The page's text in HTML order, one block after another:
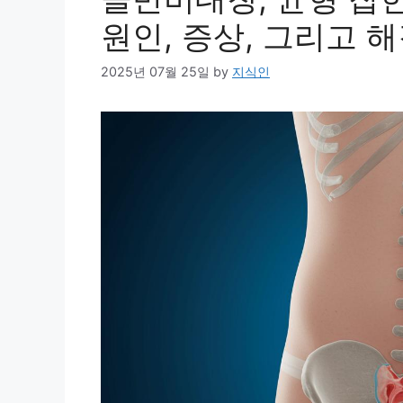
원인, 증상, 그리고
2025년 07월 25일 by 지식인